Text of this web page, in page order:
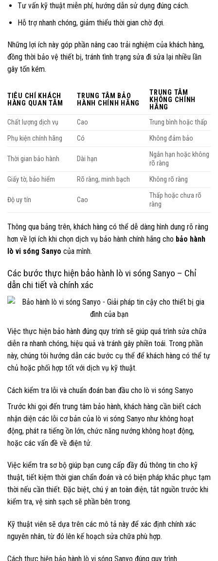
Tư vấn kỹ thuật miễn phí, hướng dẫn sử dụng đúng cách.
Hỗ trợ nhanh chóng, giảm thiểu thời gian chờ đợi.
Những lợi ích này góp phần nâng cao trải nghiệm của khách hàng,
đồng thời bảo vệ thiết bị, tránh tình trạng sửa đi sửa lại nhiều lần
gây tốn kém.
TIÊU CHÍ KHÁCH
HÀNG QUAN TÂM
TRUNG TÂM BẢO
HÀNH CHÍNH HÃNG
TRUNG TÂM
KHÔNG CHÍNH
HÃNG
Chất lượng dịch vụ
Cao
Trung bình hoặc thấp
Phụ kiện chính hãng
Có Không đảm bảo
Thời gian bảo hành Dài hạn
Ngắn hạn hoặc không
rõ ràng
Giấy tờ, bảo hiểm
Rõ ràng, minh bạch Không rõ ràng
Độ uy tín Cao
Thấp hoặc chưa rõ
ràng
Thông qua bảng trên, khách hàng có thể dễ dàng hình dung rõ ràng
hơn về lợi ích khi chọn dịch vụ bảo hành chính hãng cho bảo hành
lò vi sóng Sanyo của mình.
Các bước thực hiện bảo hành lò vi sóng Sanyo – Chỉ
dẫn chi tiết và chính xác
Việc thực hiện bảo hành đúng quy trình sẽ giúp quá trình sửa chữa
diễn ra nhanh chóng, hiệu quả và tránh gây phiền toái. Trong phần
này, chúng tôi hướng dẫn các bước cụ thể để khách hàng có thể tự
chủ hoặc phối hợp tốt với dịch vụ kỹ thuật.
Cách kiểm tra lỗi và chuẩn đoán ban đầu cho lò vi sóng Sanyo
Trước khi gọi đến trung tâm bảo hành, khách hàng cần biết cách
nhận diện các lỗi cơ bản của lò vi sóng Sanyo như không hoạt
động, phát ra tiếng ồn lớn, chức năng nướng không hoạt động,
hoặc các vấn đề về điện tử.
Việc kiểm tra sơ bộ giúp bạn cung cấp đầy đủ thông tin cho kỹ
thuật, tiết kiệm thời gian chẩn đoán và có biện pháp khắc phục tạm
thời nếu cần thiết. Đặc biệt, chú ý an toàn điện, tắt nguồn trước khi
kiểm tra, vệ sinh sạch sẽ phần bên trong.
Kỹ thuật viên sẽ dựa trên các mô tả này để xác định chính xác
nguyên nhân, từ đó lên kế hoạch sửa chữa phù hợp.
Cách thực hiện bảo hành lò vi sóng Sanyo đúng quy trình